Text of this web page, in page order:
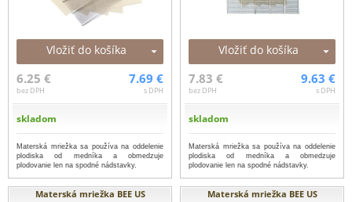
Vložiť do košíka
6.25 €
bez DPH
7.69 €
s DPH
skladom
Materská mriežka sa používa na oddelenie
plodiska od medníka a obmedzuje
plodovanie len na spodné nádstavky.
Vložiť do košíka
7.83 €
bez DPH
9.63 €
s DPH
skladom
Materská mriežka sa používa na oddelenie
plodiska od medníka a obmedzuje
plodovanie len na spodné nádstavky.
Materská mriežka BEE US
Materská mriežka BEE US